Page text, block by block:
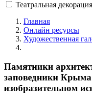
Театральная декорация
Главная
Онлайн ресурсы
Художественная
Памятники
заповедники Крыма
изобразительном